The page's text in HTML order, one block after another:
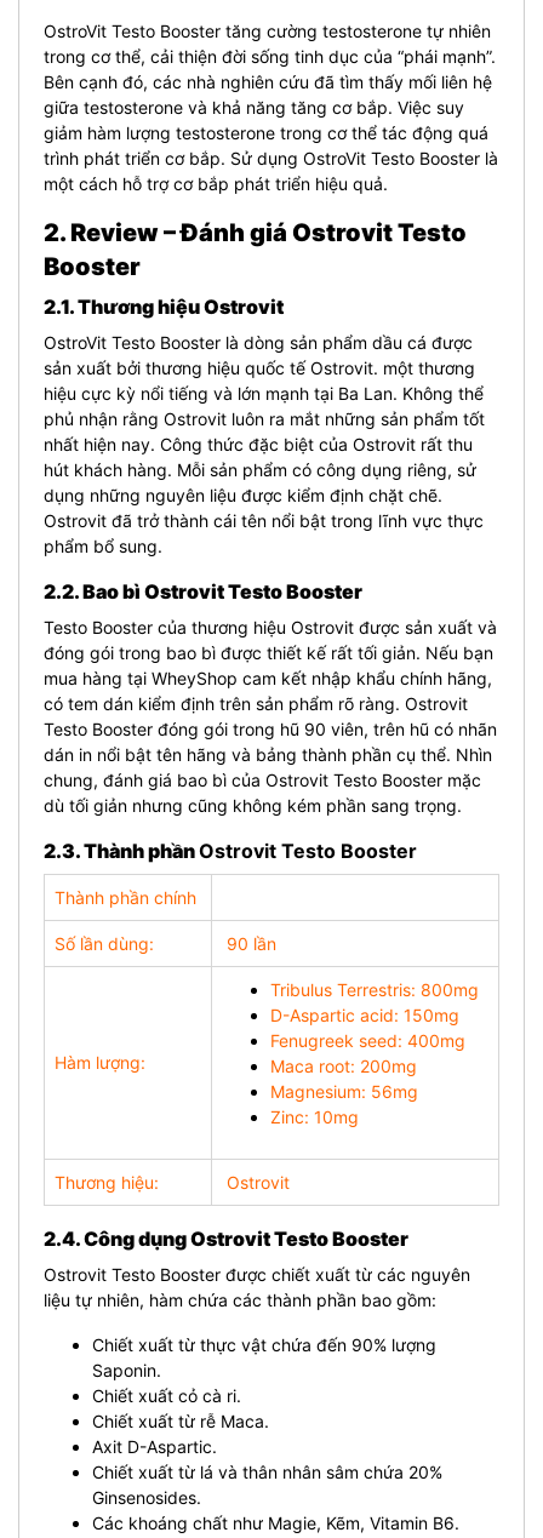
OstroVit Testo Booster tăng cường testosterone tự nhiên
trong cơ thể, cải thiện đời sống tinh dục của “phái mạnh”.
Bên cạnh đó, các nhà nghiên cứu đã tìm thấy mối liên hệ
giữa testosterone và khả năng tăng cơ bắp. Việc suy
giảm hàm lượng testosterone trong cơ thể tác động quá
trình phát triển cơ bắp. Sử dụng OstroVit Testo Booster là
một cách hỗ trợ cơ bắp phát triển hiệu quả.
2. Review – Đánh giá Ostrovit Testo
Booster
2.1. Thương hiệu Ostrovit
OstroVit Testo Booster là dòng sản phẩm dầu cá được
sản xuất bởi thương hiệu quốc tế Ostrovit. một thương
hiệu cực kỳ nổi tiếng và lớn mạnh tại Ba Lan. Không thể
phủ nhận rằng Ostrovit luôn ra mắt những sản phẩm tốt
nhất hiện nay. Công thức đặc biệt của Ostrovit rất thu
hút khách hàng. Mỗi sản phẩm có công dụng riêng, sử
dụng những nguyên liệu được kiểm định chặt chẽ.
Ostrovit đã trở thành cái tên nổi bật trong lĩnh vực thực
phẩm bổ sung.
2.2. Bao bì Ostrovit Testo Booster
Testo Booster của thương hiệu Ostrovit được sản xuất và
đóng gói trong bao bì được thiết kế rất tối giản. Nếu bạn
mua hàng tại WheyShop cam kết nhập khẩu chính hãng,
có tem dán kiểm định trên sản phẩm rõ ràng. Ostrovit
Testo Booster đóng gói trong hũ 90 viên, trên hũ có nhãn
dán in nổi bật tên hãng và bảng thành phần cụ thể. Nhìn
chung, đánh giá bao bì của Ostrovit Testo Booster mặc
dù tối giản nhưng cũng không kém phần sang trọng.
2.3. Thành phầnOstrovit Testo Booster
Thành phần chính
Số lần dùng: 90 lần
Hàm lượng:
Tribulus Terrestris: 800mg
D-Aspartic acid: 150mg
Fenugreek seed: 400mg
Maca root: 200mg
Magnesium: 56mg
Zinc: 10mg
Thương hiệu: Ostrovit
2.4. Công dụng Ostrovit Testo Booster
Ostrovit Testo Booster được chiết xuất từ các nguyên
liệu tự nhiên, hàm chứa các thành phần bao gồm:
Chiết xuất từ thực vật chứa đến 90% lượng
Saponin.
Chiết xuất cỏ cà ri.
Chiết xuất từ rễ Maca.
Axit D-Aspartic.
Chiết xuất từ lá và thân nhân sâm chứa 20%
Ginsenosides.
Các khoáng chất như Magie, Kẽm, Vitamin B6.